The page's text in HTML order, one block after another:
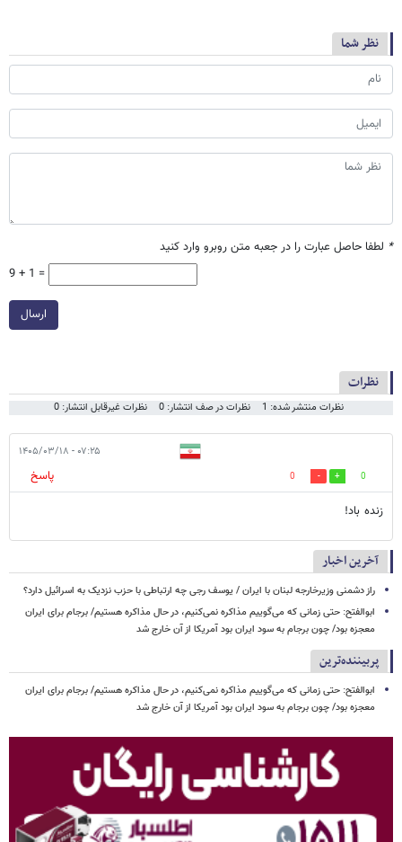
نظر شما
* لطفا حاصل عبارت را در جعبه متن روبرو وارد کنید
9 + 1 =
ارسال
نظرات
نظرات منتشر شده: 1 نظرات در صف انتشار: 0 نظرات غیرقابل انتشار: 0
۰۷:۲۵ - ۱۴۰۵/۰۳/۱۸
0
0
پاسخ
زنده باد!
آخرین اخبار
راز دشمنی وزیرخارجه لبنان با ایران / یوسف رجی چه ارتباطی با حزب نزدیک به اسرائیل دارد؟
ابوالفتح: حتی زمانی که می‌گوییم مذاکره نمی‌کنیم، در حال مذاکره هستیم/ برجام برای ایران
معجزه بود/ چون برجام به سود ایران بود آمریکا از آن خارج شد
پربیننده‌ترین
ابوالفتح: حتی زمانی که می‌گوییم مذاکره نمی‌کنیم، در حال مذاکره هستیم/ برجام برای ایران
معجزه بود/ چون برجام به سود ایران بود آمریکا از آن خارج شد